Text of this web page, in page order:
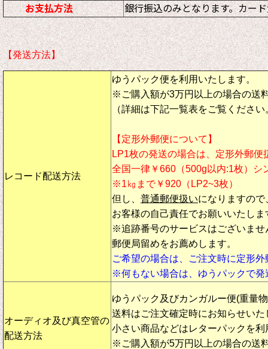
お支払方法 銀行振込のみとなります。カー
【発送方法】
レコード配送方法
ゆうパック便を利用いたします。
※ご購入額が3万円以上の場合の送
（詳細は下記一覧表をご覧ください
【定形外郵便について】
LP1枚の発送の場合は、定形外郵便
全国一律￥660（500g以内:1枚）シ
※1㎏まで￥920（LP2~3枚）
但し、 普通郵便扱いになりますの
お客様の自己責任でお願いいたしま
※追跡番号のサービスはございませ
郵便局留めをお薦めします。
ご希望の場合は、ご注文時に定形
※何もない場合は、ゆうパックで発
オーディオ及び真空管の
配送方法
ゆうパック及びカンガルー便(重量
送料はご注文確定時にお知らせいた
小さい商品などはレターパックを利
※ご購入額が5万円以上の場合の送